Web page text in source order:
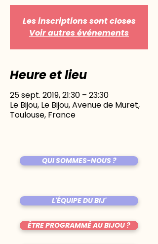
Les inscriptions sont closes
Voir autres événements
Heure et lieu
25 sept. 2019, 21:30 – 23:30
Le Bijou, Le Bijou, Avenue de Muret,
Toulouse, France
QUI SOMMES-NOUS ?
L'ÉQUIPE DU BIJ'
ÊTRE PROGRAMMÉ AU BIJOU ?